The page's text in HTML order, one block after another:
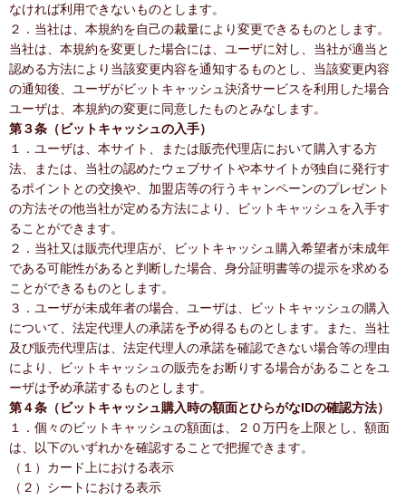
なければ利用できないものとします。
２．当社は、本規約を自己の裁量により変更できるものとします。
当社は、本規約を変更した場合には、ユーザに対し、当社が適当と
認める方法により当該変更内容を通知するものとし、当該変更内容
の通知後、ユーザがビットキャッシュ決済サービスを利用した場合
ユーザは、本規約の変更に同意したものとみなします。
第３条（ビットキャッシュの入手）
１．ユーザは、本サイト、または販売代理店において購入する方
法、または、当社の認めたウェブサイトや本サイトが独自に発行す
るポイントとの交換や、加盟店等の行うキャンペーンのプレゼント
の方法その他当社が定める方法により、ビットキャッシュを入手す
ることができます。
２．当社又は販売代理店が、ビットキャッシュ購入希望者が未成年
である可能性があると判断した場合、身分証明書等の提示を求める
ことができるものとします。
３．ユーザが未成年者の場合、ユーザは、ビットキャッシュの購入
について、法定代理人の承諾を予め得るものとします。また、当社
及び販売代理店は、法定代理人の承諾を確認できない場合等の理由
により、ビットキャッシュの販売をお断りする場合があることをユ
ーザは予め承諾するものとします。
第４条（ビットキャッシュ購入時の額面とひらがなIDの確認方法）
１．個々のビットキャッシュの額面は、２０万円を上限とし、額面
は、以下のいずれかを確認することで把握できます。
（１）カード上における表示
（２）シートにおける表示